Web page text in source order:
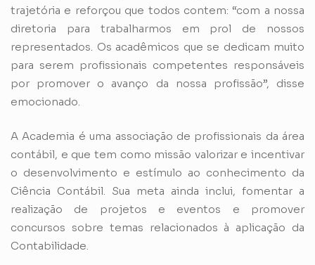
trajetória e reforçou que todos contem: “com a nossa
diretoria para trabalharmos em prol de nossos
representados. Os acadêmicos que se dedicam muito
para serem profissionais competentes responsáveis
por promover o avanço da nossa profissão”, disse
emocionado.
A Academia é uma associação de profissionais da área
contábil, e que tem como missão valorizar e incentivar
o desenvolvimento e estímulo ao conhecimento da
Ciência Contábil. Sua meta ainda inclui, fomentar a
realização de projetos e eventos e promover
concursos sobre temas relacionados à aplicação da
Contabilidade.